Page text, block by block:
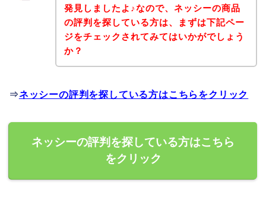
発見しましたよ♪なので、ネッシーの商品
の評判を探している方は、まずは下記ペー
ジをチェックされてみてはいかがでしょう
か？
⇒ネッシーの評判を探している方はこちらをクリック
ネッシーの評判を探している方はこちら
をクリック